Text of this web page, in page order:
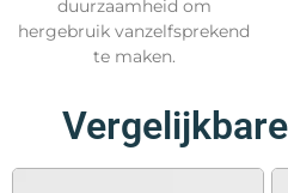
duurzaamheid om
hergebruik vanzelfsprekend
te maken.